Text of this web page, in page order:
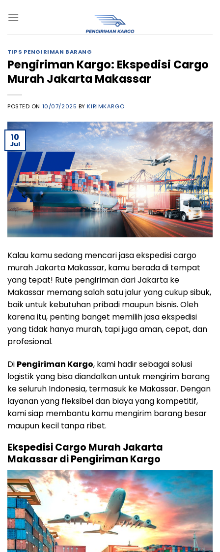
TIPS PENGIRIMAN BARANG
Pengiriman Kargo: Ekspedisi Cargo
Murah Jakarta Makassar
POSTED ON 10/07/2025 BYKIRIMKARGO
10
Jul
Kalau kamu sedang mencari jasa ekspedisi cargo
murah Jakarta Makassar, kamu berada di tempat
yang tepat! Rute pengiriman dari Jakarta ke
Makassar memang salah satu jalur yang cukup sibuk,
baik untuk kebutuhan pribadi maupun bisnis. Oleh
karena itu, penting banget memilih jasa ekspedisi
yang tidak hanya murah, tapi juga aman, cepat, dan
profesional.
Di Pengiriman Kargo, kami hadir sebagai solusi
logistik yang bisa diandalkan untuk mengirim barang
ke seluruh Indonesia, termasuk ke Makassar. Dengan
layanan yang fleksibel dan biaya yang kompetitif,
kami siap membantu kamu mengirim barang besar
maupun kecil tanpa ribet.
Ekspedisi Cargo Murah Jakarta
Makassar di Pengiriman Kargo